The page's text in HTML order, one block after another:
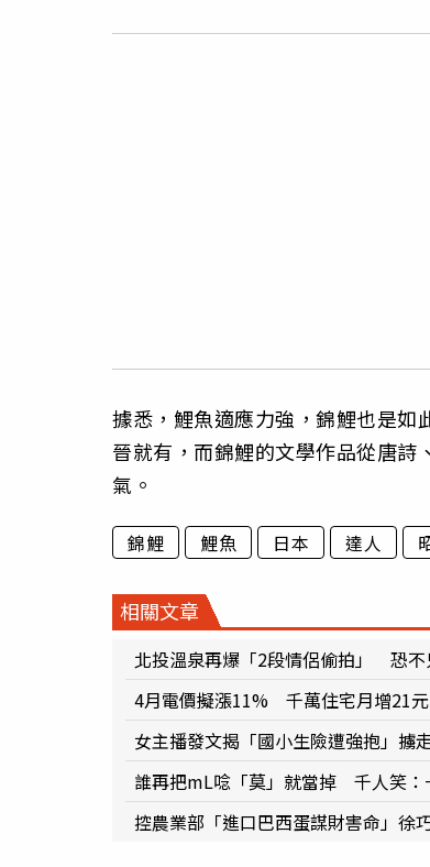
據悉，鯉魚適應力強，錦鯉也是如
晉就有，而錦鯉的文學作品從唐
氣。
錦鯉 鯉魚 日本 達人
相關文章
北投溫泉再爆「2段情侶偷拍」 恐不
4月電價擬漲11% 千萬住宅月增21
女主播發文揭「國小生險遭強抱」
誰再把mL唸「莫」就當掉 千人笑：
控農業部「進口巴西蛋謀財害命」